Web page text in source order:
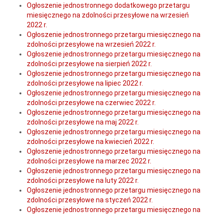
Ogłoszenie jednostronnego dodatkowego przetargu
miesięcznego na zdolności przesyłowe na wrzesień
2022 r.
Ogłoszenie jednostronnego przetargu miesięcznego na
zdolności przesyłowe na wrzesień 2022 r.
Ogłoszenie jednostronnego przetargu miesięcznego na
zdolności przesyłowe na sierpień 2022 r.
Ogłoszenie jednostronnego przetargu miesięcznego na
zdolności przesyłowe na lipiec 2022 r.
Ogłoszenie jednostronnego przetargu miesięcznego na
zdolności przesyłowe na czerwiec 2022 r.
Ogłoszenie jednostronnego przetargu miesięcznego na
zdolności przesyłowe na maj 2022 r.
Ogłoszenie jednostronnego przetargu miesięcznego na
zdolności przesyłowe na kwiecień 2022 r.
Ogłoszenie jednostronnego przetargu miesięcznego na
zdolności przesyłowe na marzec 2022 r.
Ogłoszenie jednostronnego przetargu miesięcznego na
zdolności przesyłowe na luty 2022 r.
Ogłoszenie jednostronnego przetargu miesięcznego na
zdolności przesyłowe na styczeń 2022 r.
Ogłoszenie jednostronnego przetargu miesięcznego na